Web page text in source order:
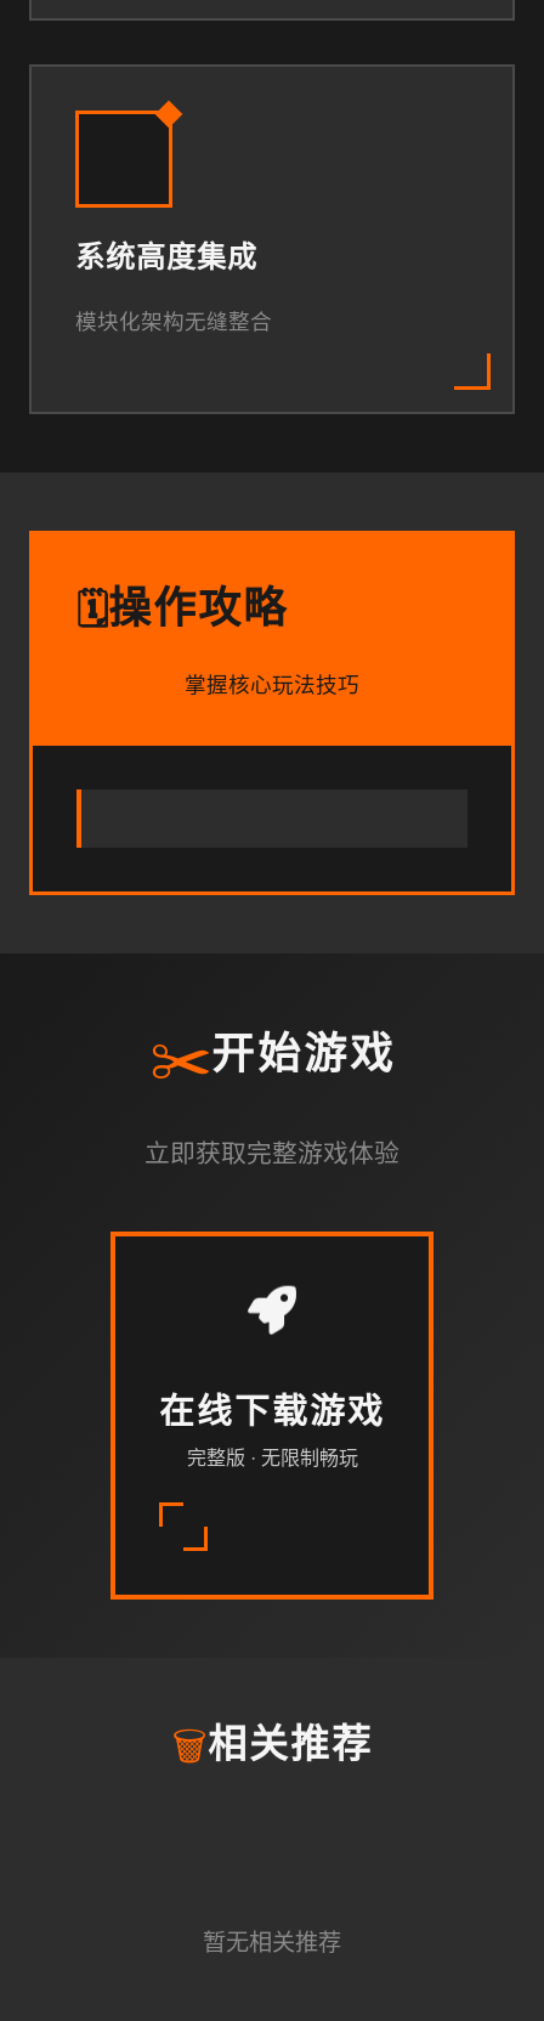
系统高度集成
模块化架构无缝整合
🗓️操作攻略
掌握核心玩法技巧
✂️开始游戏
立即获取完整游戏体验
在线下载游戏
完整版 · 无限制畅玩
🗑️相关推荐
暂无相关推荐